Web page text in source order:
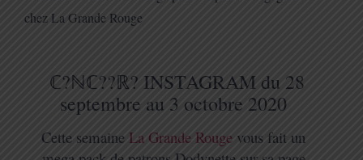
chez La Grande Rouge
ℂ?ℕℂ??ℝ? INSTAGRAM du 28
septembre au 3 octobre 2020
Cette semaine La Grande Rouge vous fait un